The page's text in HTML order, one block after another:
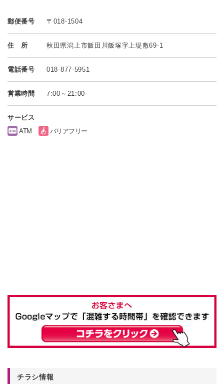
郵便番号 〒018-1504
住 所 秋田県潟上市飯田川飯塚字上堤敷69-1
電話番号 018-877-5951
営業時間 7:00～21:00
サービス
ATM
バリアフリー
チラシ情報